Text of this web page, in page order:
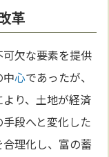
革
可欠な要素を提供
中心であったが、
り、土地が経済
段へと変化した
理化し、富の蓄